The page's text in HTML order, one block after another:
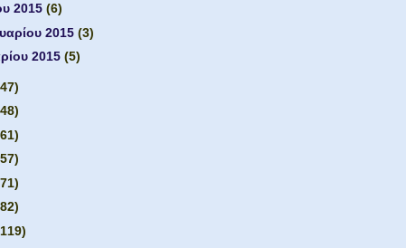
2015 (6)
2015 (3)
2015 (5)